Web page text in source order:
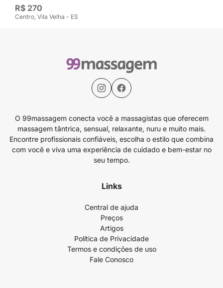
R$ 270
Centro, Vila Velha - ES
O 99massagem conecta você a massagistas que oferecem
massagem tântrica, sensual, relaxante, nuru e muito mais.
Encontre profissionais confiáveis, escolha o estilo que combina
com você e viva uma experiência de cuidado e bem-estar no
seu tempo.
Links
Central de ajuda
Preços
Artigos
Política de Privacidade
Termos e condições de uso
Fale Conosco